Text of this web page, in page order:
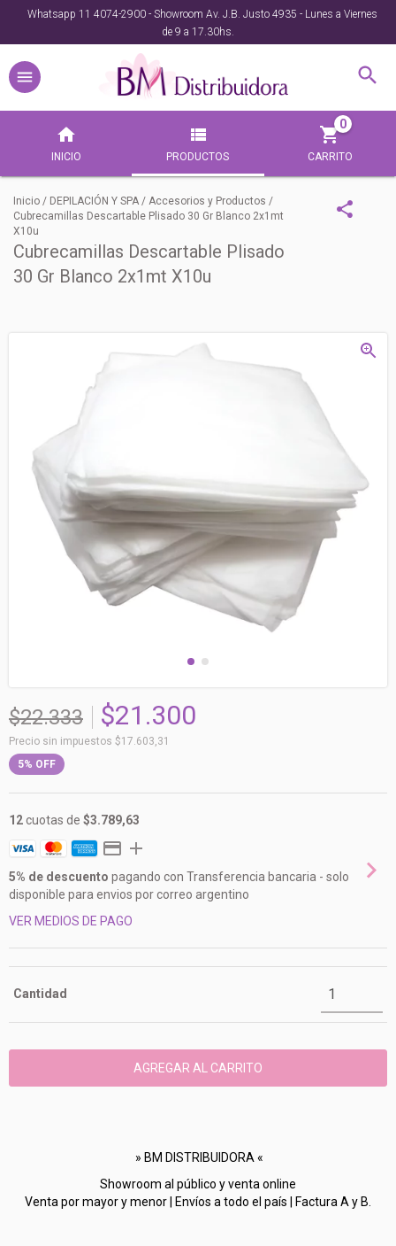
Whatsapp 11 4074-2900 - Showroom Av. J.B. Justo 4935 - Lunes a Viernes
de 9 a 17.30hs.
INICIO PRODUCTOS CARRITO
0
Inicio / DEPILACIÓN Y SPA / Accesorios y Productos /
Cubrecamillas Descartable Plisado 30 Gr Blanco 2x1mt
X10u
Cubrecamillas Descartable Plisado
30 Gr Blanco 2x1mt X10u
$22.333 $21.300
Precio sin impuestos $17.603,31
5% OFF
12cuotas de $3.789,63
5% de descuento pagando con Transferencia bancaria - solo
disponible para envios por correo argentino
VER MEDIOS DE PAGO
Cantidad
» BM DISTRIBUIDORA «
Showroom al público y venta online
Venta por mayor y menor | Envíos a todo el país | Factura A y B.